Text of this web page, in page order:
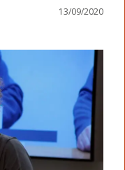
13/09/2020